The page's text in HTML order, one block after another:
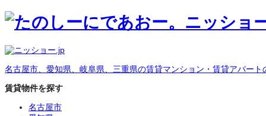
名古屋市、愛知県、岐阜県、三重県の賃貸マンション・賃貸アパート
賃貸物件を探す
名古屋市